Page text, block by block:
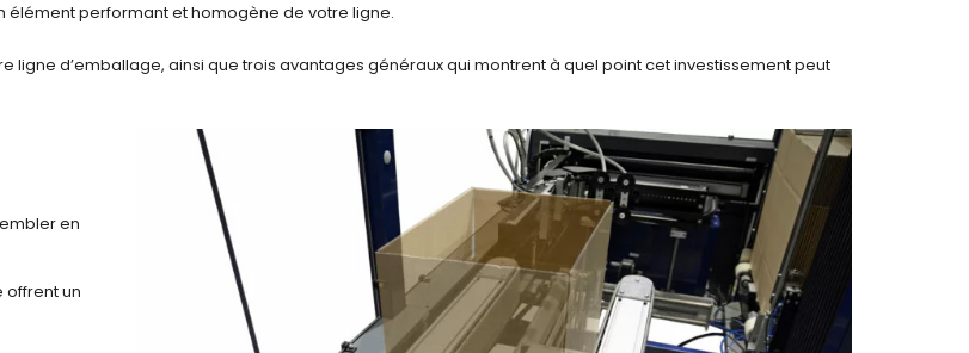
élément performant et homogène de votre ligne.
ligne d’emballage, ainsi que trois avantages généraux qui montrent à quel point cet investissement peut
en
offrent un